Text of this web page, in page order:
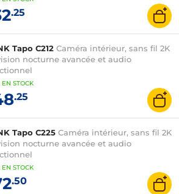
.25
Tapo C212 Caméra intérieur, sans fil 2K
nocturne avancée et audio
EN STOCK
.25
Tapo C225 Caméra intérieur, sans fil 2K
nocturne avancée et audio
EN STOCK
.50